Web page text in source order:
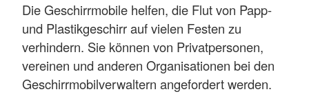
Die Geschirrmobile helfen, die Flut von Papp-
und Plastikgeschirr auf vielen Festen zu
verhindern. Sie können von Privatpersonen,
vereinen und anderen Organisationen bei den
Geschirrmobilverwaltern angefordert werden.